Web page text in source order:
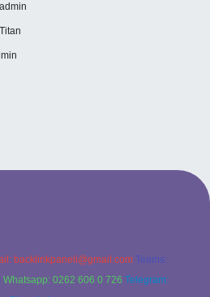
admin
Titan
backlinkpaneli@gmail.com Teams:
Whatsapp: 0262 606 0 726 Telegram: